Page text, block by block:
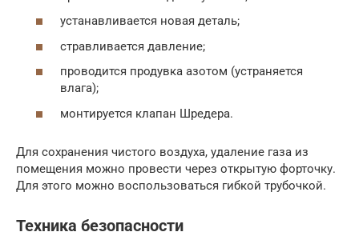
устанавливается новая деталь;
стравливается давление;
проводится продувка азотом (устраняется
влага);
монтируется клапан Шредера.
Для сохранения чистого воздуха, удаление газа из
помещения можно провести через открытую форточку.
Для этого можно воспользоваться гибкой трубочкой.
Техника безопасности